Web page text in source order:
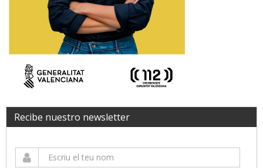
Recibe nuestro newsletter